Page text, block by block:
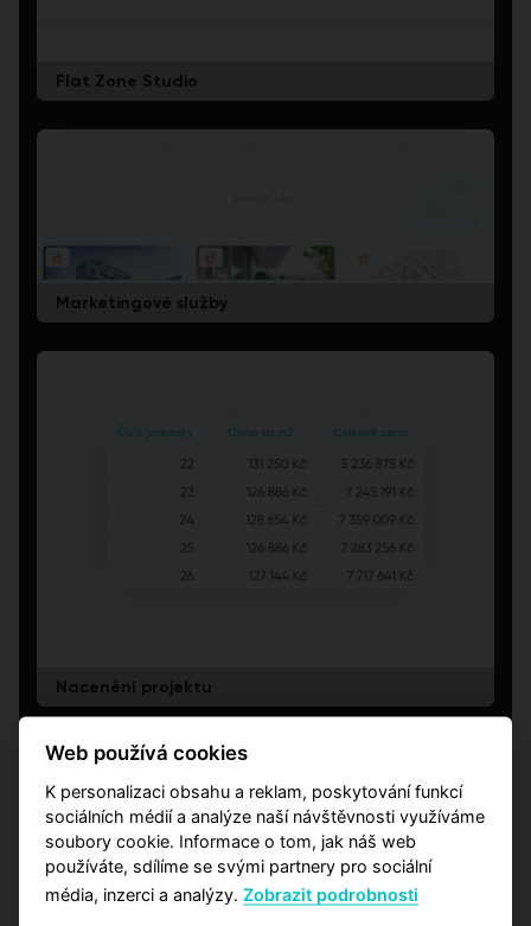
Flat Zone Studio
Marketingové služby
Nacenění projektu
Web používá cookies
K personalizaci obsahu a reklam, poskytování funkcí
sociálních médií a analýze naší návštěvnosti využíváme
soubory cookie. Informace o tom, jak náš web
používáte, sdílíme se svými partnery pro sociální
média, inzerci a analýzy.Zobrazit podrobnosti